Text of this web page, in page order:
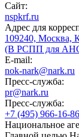
Сайт:
nspkrf.ru
Адрес для
109240, Москва,
(В РСПП для
E-mail:
nok-nark@nark.ru
Пресс-служба:
pr@nark.ru
Пресс-служба:
+7 (495) 966-16-86
Национальное